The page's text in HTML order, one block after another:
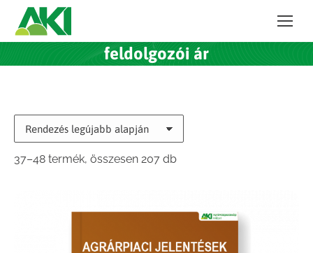
feldolgozói ár
37–48 termék, összesen 207 dbSorted